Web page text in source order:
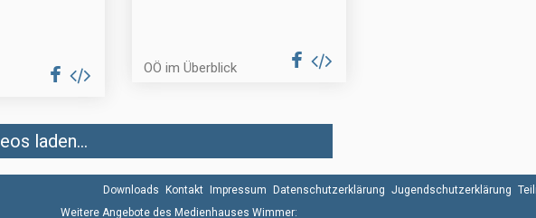
OÖ im Überblick
laden...
Downloads Kontakt Impressum Datenschutzerklärung Jugendschutzerklärung
Weitere Angebote des Medienhauses Wimmer: